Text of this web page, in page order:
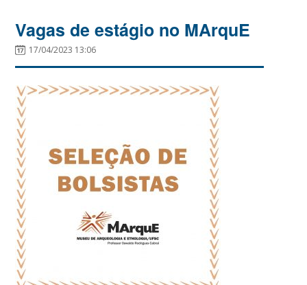
Vagas de estágio no MArquE
17/04/2023 13:06